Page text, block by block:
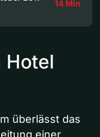
14 Min
Hotel
überlässt das
einer